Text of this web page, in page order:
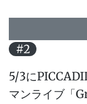
#2
5/3に
マンライブ「